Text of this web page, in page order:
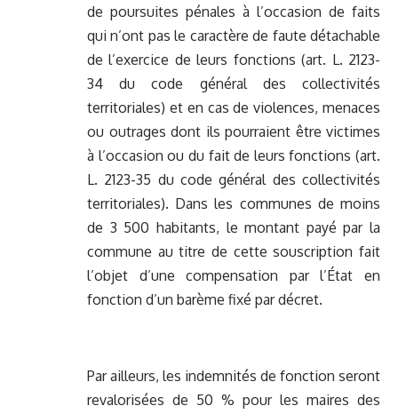
de poursuites pénales à l’occasion de faits
qui n’ont pas le caractère de faute détachable
de l’exercice de leurs fonctions (art. L. 2123-
34 du code général des collectivités
territoriales) et en cas de violences, menaces
ou outrages dont ils pourraient être victimes
à l’occasion ou du fait de leurs fonctions (art.
L. 2123-35 du code général des collectivités
territoriales). Dans les communes de moins
de 3 500 habitants, le montant payé par la
commune au titre de cette souscription fait
l’objet d’une compensation par l’État en
fonction d’un barème fixé par décret.
Par ailleurs, les indemnités de fonction seront
revalorisées de 50 % pour les maires des